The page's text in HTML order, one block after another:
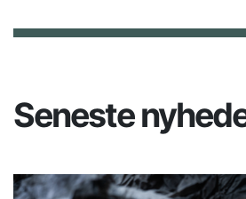
Seneste